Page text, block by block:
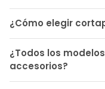
¿Cómo elegir
¿Todos los
accesorios?